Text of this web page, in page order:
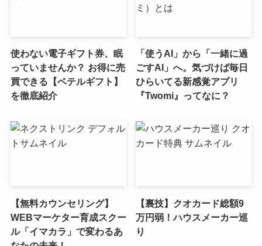
使わない電子ギフト券、眠
っていませんか？ お得に売
買できる【ベテルギフト】
を徹底紹介
「使うAI」から「一緒に過
ごすAI」へ。気づけば毎日
ひらいてる新感覚アプリ
『Twomi』ってなに？
【無料カウンセリング】
WEBマーケター育成スクー
ル「イマカラ」で変わるあ
【裏技】クオカード総額9
万円弱！ハウスメーカー巡
り